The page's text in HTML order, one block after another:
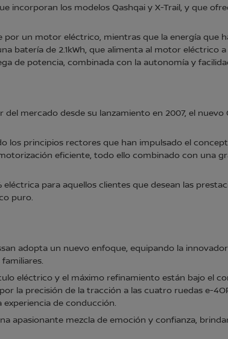
incorporan los modelos Qashqai y X-Trail, y que
por un motor eléctrico, mientras que la energía que
batería de 2.1kWh, que alimenta al motor eléctrico
de potencia, combinada con la autonomía y
mercado desde su lanzamiento en 2007, el
los principios rectores que han impulsado el
eficiente, todo ello combinado con una
eléctrica para aquellos clientes que desean las
puro.
adopta un nuevo enfoque, equipando la
eléctrico y el máximo refinamiento están bajo el
la precisión de la tracción a las cuatro ruedas e-
de conducción.
apasionante mezcla de emoción y confianza,